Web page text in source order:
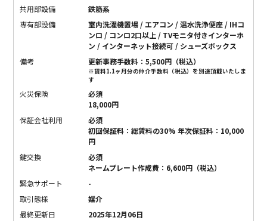
共用部設備
鉄筋系
専有部設備
室内洗濯機置場 / エアコン / 温水洗浄便座 / IHコ
ンロ / コンロ2口以上 / TVモニタ付きインターホ
ン / インターネット接続可 / シューズボックス
備考
更新事務手数料：5,500円（税込）
※賃料1.1ヶ月分の仲介手数料（税込）を別途頂戴いたしま
す
火災保険
必須
18,000円
保証会社利用
必須
初回保証料：総賃料の30% 年次保証料：10,000
円
鍵交換
必須
ネームプレート作成費：6,600円（税込）
緊急サポート
-
取引態様
媒介
最終更新日
2025年12月06日